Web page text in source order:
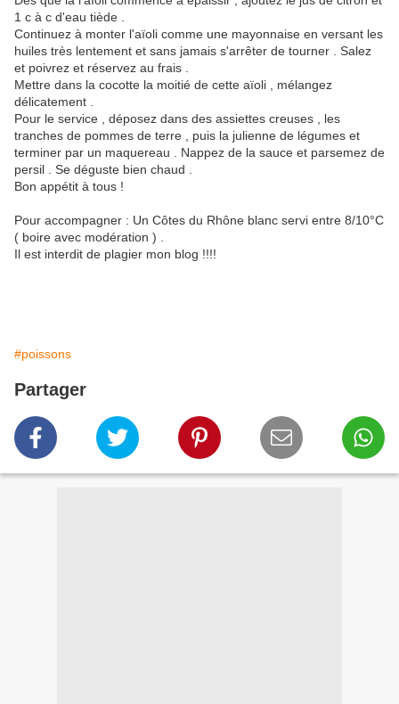
1 c à c d'eau tiède .
Continuez à monter l'aïoli comme une mayonnaise en versant les
huiles très lentement et sans jamais s'arrêter de tourner . Salez
et poivrez et réservez au frais .
Mettre dans la cocotte la moitié de cette aïoli , mélangez
délicatement .
Pour le service , déposez dans des assiettes creuses , les
tranches de pommes de terre , puis la julienne de légumes et
terminer par un maquereau . Nappez de la sauce et parsemez de
persil . Se déguste bien chaud .
Bon appétit à tous !
Pour accompagner : Un Côtes du Rhône blanc servi entre 8/10°C
( boire avec modération ) .
Il est interdit de plagier mon blog !!!!
#poissons
Partager